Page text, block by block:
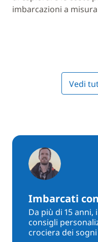
imbarcazioni a
Vedi
Imbarcati
Da più di 15
consigli
crociera dei